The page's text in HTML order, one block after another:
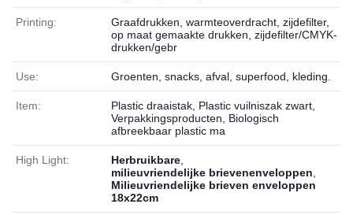
Printing:
Graafdrukken, warmteoverdracht, zijdefilter,
op maat gemaakte drukken, zijdefilter/CMYK-
drukken/gebr
Use: Groenten, snacks, afval, superfood, kleding.
Item:
Plastic draaistak, Plastic vuilniszak zwart,
Verpakkingsproducten, Biologisch
afbreekbaar plastic ma
High Light: Herbruikbare
milieuvriendelijke brievenenveloppen
Milieuvriendelijke brieven enveloppen
18x22cm